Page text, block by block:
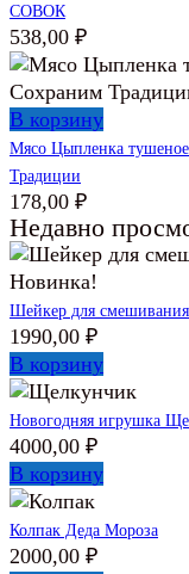
СОВОК
538,00 ₽
В корзину
Мясо Цыпленка
Традиции
178,00 ₽
Недавно
Новинка!
Шейкер для смешивания
1990,00 ₽
В корзину
Новогодняя игрушка
4000,00 ₽
В корзину
Колпак Деда Мороза
2000,00 ₽